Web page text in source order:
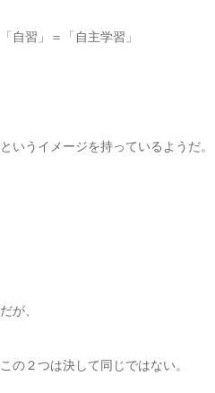
「自習」＝「自主学習」
というイメージを持っているようだ。
だが、
この２つは決して同じではない。